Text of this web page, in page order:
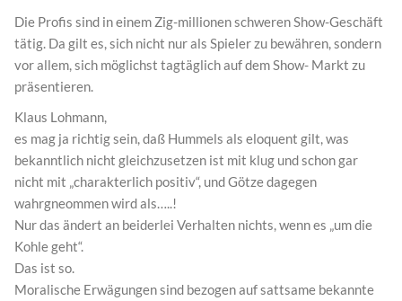
Die Profis sind in einem Zig-millionen schweren Show-Geschäft
tätig. Da gilt es, sich nicht nur als Spieler zu bewähren, sondern
vor allem, sich möglichst tagtäglich auf dem Show- Markt zu
präsentieren.
Klaus Lohmann,
es mag ja richtig sein, daß Hummels als eloquent gilt, was
bekanntlich nicht gleichzusetzen ist mit klug und schon gar
nicht mit „charakterlich positiv“, und Götze dagegen
wahrgneommen wird als…..!
Nur das ändert an beiderlei Verhalten nichts, wenn es „um die
Kohle geht“.
Das ist so.
Moralische Erwägungen sind bezogen auf sattsame bekannte